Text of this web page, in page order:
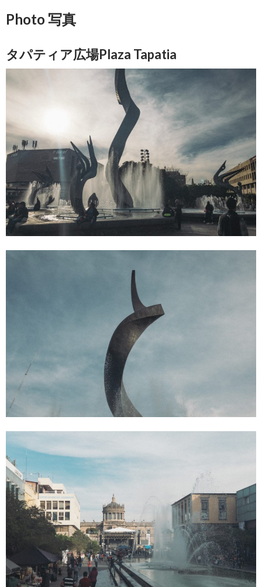
Photo 写真
タパティア広場Plaza Tapatia